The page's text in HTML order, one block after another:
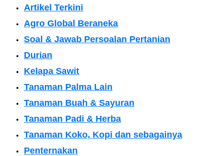
Artikel Terkini
Agro Global Beraneka
Soal & Jawab Persoalan Pertanian
Durian
Kelapa Sawit
Tanaman Palma Lain
Tanaman Buah & Sayuran
Tanaman Padi & Herba
Tanaman Koko, Kopi dan sebagainya
Penternakan